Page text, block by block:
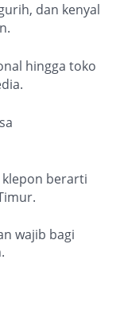
dan kenyal
hingga toko
klepon berarti
wajib bagi